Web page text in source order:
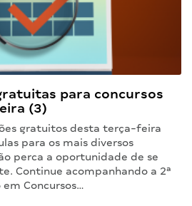
para concursos
(3)
gratuitos desta terça-feira
para os mais diversos
perca a oportunidade de se
Continue acompanhando a 2ª
Concursos…